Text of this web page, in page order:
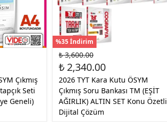
Çıkmış
Seti
Geneli)
%35 İndirim
₺ 3,600.00
₺ 2,340.00
2026 TYT Kara Kutu ÖSYM
Çıkmış Soru Bankası TM (EŞİT
AĞIRLIK) ALTIN SET Konu Özetli
Dijital Çözüm